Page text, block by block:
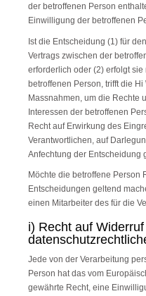
der betroffenen Person
Einwilligung der betroffenen
Ist die Entscheidung (1) für
Vertrags zwischen der
erforderlich oder (2) erfolgt
betroffenen Person, trifft die
Massnahmen, um die Rechte
Interessen der betroffenen
Recht auf Erwirkung des
Verantwortlichen, auf
Anfechtung der Entscheidung
Möchte die betroffene Person
Entscheidungen geltend
einen Mitarbeiter des für die
i) Recht auf
Jede von der Verarbeitung
Person hat das vom
gewährte Recht, eine